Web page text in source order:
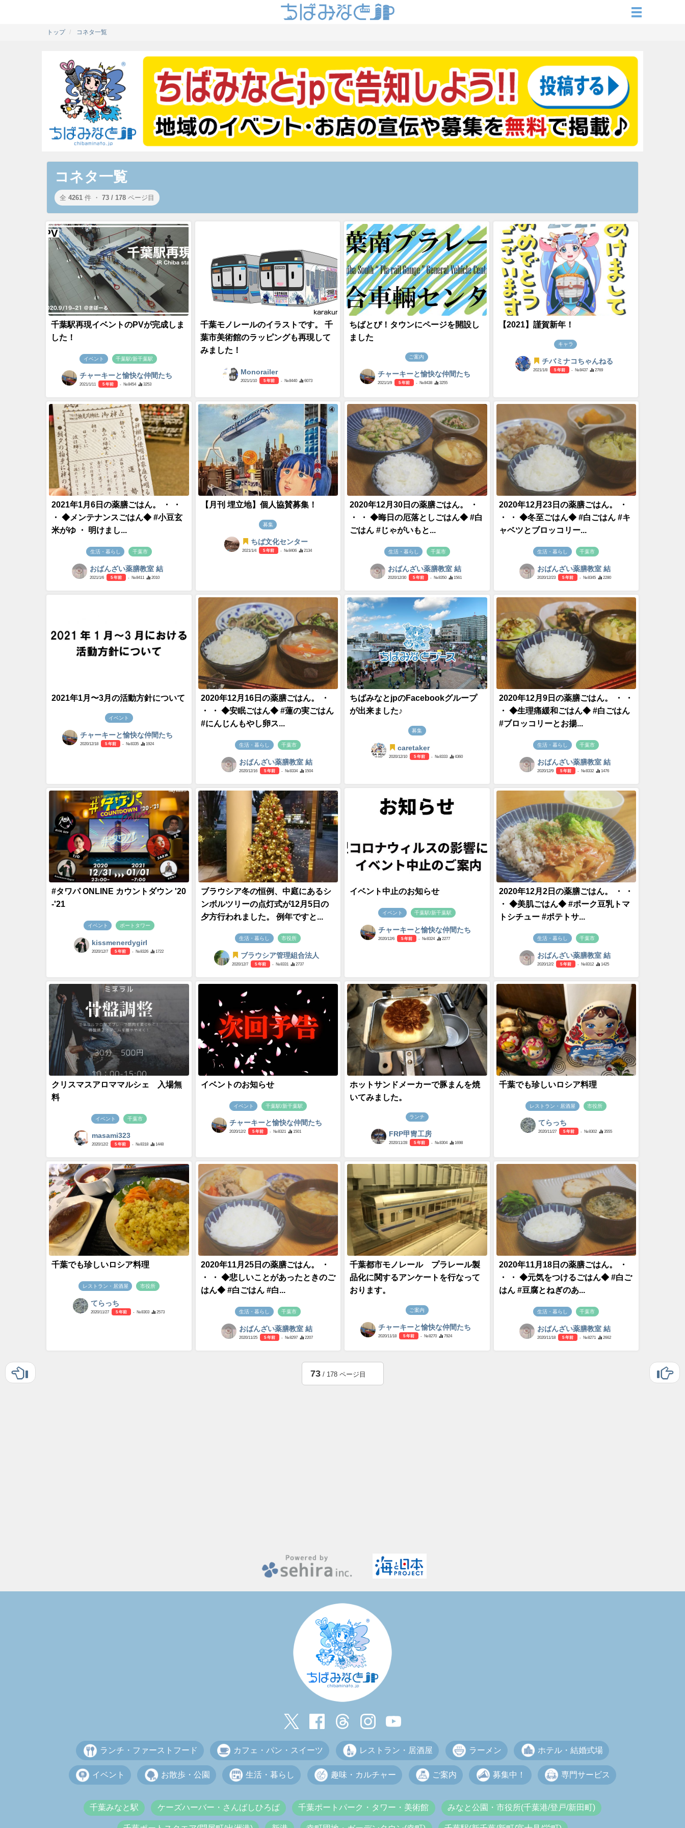
トップ コネタ一覧
コネタ一覧
全 4261 件 ・ 73 / 178 ページ目
千葉駅再現イベントのPVが完成しま
した！
イベント 千葉駅/新千葉駅
チャーキーと愉快な仲間たち
2021/1/11 5 年前 - №8454 3253
千葉モノレールのイラストです。 千
葉市美術館のラッピングも再現して
みました！
Monorailer
2021/1/10 5 年前 - №8440 6073
ちばとぴ！タウンにページを開設し
ました
ご案内
チャーキーと愉快な仲間たち
2021/1/9 5 年前 - №8438 3255
【2021】謹賀新年！
キャラ
チバミナコちゃんねる
2021/1/8 5 年前 - №8437 2769
2021年1月6日の薬膳ごはん。 ・ ・
・ ◆メンテナンスごはん◆ #小豆玄
米がゆ ・ 明けまし...
生活・暮らし 千葉市
おばんざい薬膳教室 結
2021/1/6 5 年前 - №8411 2010
【月刊 埋立地】個人協賛募集！
募集
ちば文化センター
2021/1/4 5 年前 - №8406 2134
2020年12月30日の薬膳ごはん。 ・
・ ・ ◆晦日の厄落としごはん◆ #白
ごはん #じゃがいもと...
生活・暮らし 千葉市
おばんざい薬膳教室 結
2020/12/30 5 年前 - №8350 1561
2020年12月23日の薬膳ごはん。 ・
・ ・ ◆冬至ごはん◆ #白ごはん #キ
ャベツとブロッコリー...
生活・暮らし 千葉市
おばんざい薬膳教室 結
2020/12/23 5 年前 - №8345 2280
2021年1月〜3月の活動方針について
イベント
チャーキーと愉快な仲間たち
2020/12/18 5 年前 - №8335 1924
2020年12月16日の薬膳ごはん。 ・
・ ・ ◆安眠ごはん◆ #蓮の実ごはん
#にんじんもやし卵ス...
生活・暮らし 千葉市
おばんざい薬膳教室 結
2020/12/16 5 年前 - №8334 1504
ちばみなとjpのFacebookグループ
が出来ました♪
募集
caretaker
2020/12/10 5 年前 - №8333 4360
2020年12月9日の薬膳ごはん。 ・ ・
・ ◆生理痛緩和ごはん◆ #白ごはん
#ブロッコリーとお揚...
生活・暮らし 千葉市
おばんざい薬膳教室 結
2020/12/9 5 年前 - №8332 1476
#タワパ ONLINE カウントダウン '20
-'21
イベント ポートタワー
kissmenerdygirl
2020/12/7 5 年前 - №8326 1722
ブラウシア冬の恒例、中庭にあるシ
ンボルツリーの点灯式が12月5日の
夕方行われました。 例年ですと...
生活・暮らし 市役所
ブラウシア管理組合法人
2020/12/7 5 年前 - №8331 2737
イベント中止のお知らせ
イベント 千葉駅/新千葉駅
チャーキーと愉快な仲間たち
2020/12/6 5 年前 - №8324 2277
2020年12月2日の薬膳ごはん。 ・ ・
・ ◆美肌ごはん◆ #ポーク豆乳トマ
トシチュー #ポテトサ...
生活・暮らし 千葉市
おばんざい薬膳教室 結
2020/12/2 5 年前 - №8312 1425
クリスマスアロママルシェ 入場無
料
イベント 千葉市
masami323
2020/12/2 5 年前 - №8318 1448
イベントのお知らせ
イベント 千葉駅/新千葉駅
チャーキーと愉快な仲間たち
2020/12/2 5 年前 - №8321 1501
ホットサンドメーカーで豚まんを焼
いてみました。
ランチ
FRP甲冑工房
2020/11/28 5 年前 - №8304 1698
千葉でも珍しいロシア料理
レストラン・居酒屋 市役所
てらっち
2020/11/27 5 年前 - №8302 3555
千葉でも珍しいロシア料理
レストラン・居酒屋 市役所
てらっち
2020/11/27 5 年前 - №8303 2573
2020年11月25日の薬膳ごはん。 ・
・ ・ ◆悲しいことがあったときのご
はん◆ #白ごはん #白...
生活・暮らし 千葉市
おばんざい薬膳教室 結
2020/11/25 5 年前 - №8297 2207
千葉都市モノレール プラレール製
品化に関するアンケートを行なって
おります。
ご案内
チャーキーと愉快な仲間たち
2020/11/18 5 年前 - №8270 7924
2020年11月18日の薬膳ごはん。 ・
・ ・ ◆元気をつけるごはん◆ #白ご
はん #豆腐とねぎのあ...
生活・暮らし 千葉市
おばんざい薬膳教室 結
2020/11/18 5 年前 - №8271 2662
73/ 178 ページ目
ランチ・ファーストフード カフェ・パン・スイーツ レストラン・居酒屋 ラーメン ホテル・結婚式場
イベント お散歩・公園 生活・暮らし 趣味・カルチャー ご案内 募集中！ 専門サービス
千葉みなと駅 ケーズハーバー・さんばしひろば 千葉ポートパーク・タワー・美術館 みなと公園・市役所(千葉港/登戸/新田町)